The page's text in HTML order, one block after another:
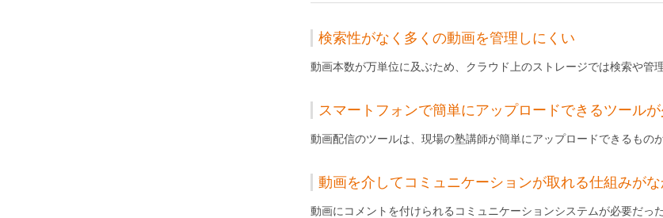
検索性がなく多くの動画を管理しにくい
動画本数が万単位に及ぶため、クラウド上のストレージでは検索や管
スマートフォンで簡単にアップロードできるツール
動画配信のツールは、現場の塾講師が簡単にアップロードできるもの
動画を介してコミュニケーションが取れる仕組みがな
動画にコメントを付けられるコミュニケーションシステムが必要だった